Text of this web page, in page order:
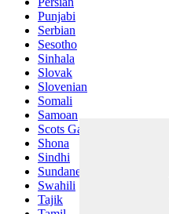
Punjabi
Serbian
Sesotho
Sinhala
Slovak
Slovenian
Somali
Samoan
Scots Gaelic
Shona
Sindhi
Sundanese
Swahili
Tajik